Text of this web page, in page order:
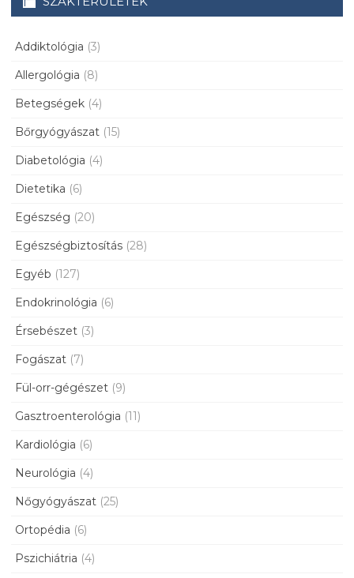
Addiktológia (3)
Allergológia (8)
Betegségek (4)
Bőrgyógyászat (15)
Diabetológia (4)
Dietetika (6)
Egészség (20)
Egészségbiztosítás (28)
Egyéb (127)
Endokrinológia (6)
Érsebészet (3)
Fogászat (7)
Fül-orr-gégészet (9)
Gasztroenterológia (11)
Kardiológia (6)
Neurológia (4)
Nőgyógyászat (25)
Ortopédia (6)
Pszichiátria (4)